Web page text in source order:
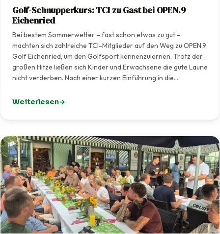
Golf-Schnupperkurs: TCI zu Gast bei OPEN.9
Eichenried
Bei bestem Sommerwetter – fast schon etwas zu gut –
machten sich zahlreiche TCI-Mitglieder auf den Weg zu OPEN.9
Golf Eichenried, um den Golfsport kennenzulernen. Trotz der
großen Hitze ließen sich Kinder und Erwachsene die gute Laune
nicht verderben. Nach einer kurzen Einführung in die…
Weiterlesen
: Golf-Schnupperkurs: TCI zu Gast bei OPEN.9